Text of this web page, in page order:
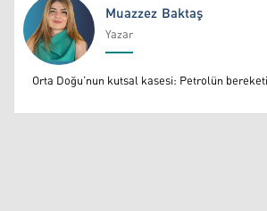
Muazzez Baktaş
Muazzez Baktaş
Yazar
Orta Doğu’nun kutsal kasesi: Petrolün